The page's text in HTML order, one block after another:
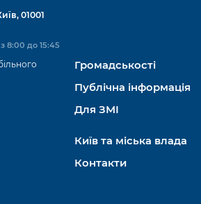
01001
8:00 до 15:45
Громадськості
Публічна інформація
Для ЗМІ
Київ та міська влада
Контакти